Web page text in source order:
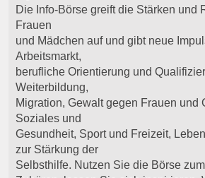
Die Info-Börse greift die Stärken und
Frauen
und Mädchen auf und gibt neue
Arbeitsmarkt,
berufliche Orientierung und
Weiterbildung,
Migration, Gewalt gegen Frauen und
Soziales und
Gesundheit, Sport und Freizeit,
zur Stärkung der
Selbsthilfe. Nutzen Sie die Börse